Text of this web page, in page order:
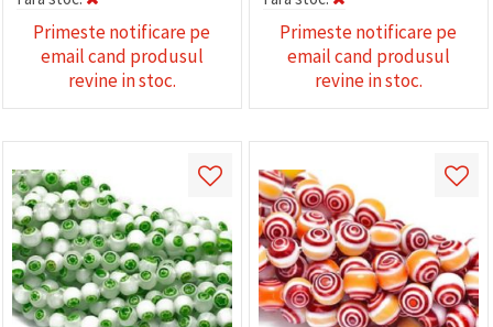
Primeste notificare pe
email cand produsul
revine in stoc.
Primeste notificare pe
email cand produsul
revine in stoc.